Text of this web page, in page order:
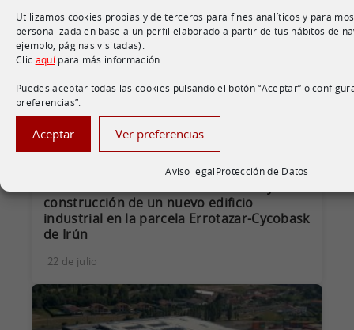
Utilizamos cookies propias y de terceros para fines analíticos y para
personalizada en base a un perfil elaborado a partir de tus hábitos de
ejemplo, páginas visitadas).
Clic aquípara más información.
Puedes aceptar todas las cookies pulsando el botón “Aceptar” o
preferencias”.
Aceptar Ver preferencias
Aviso legalProtección de Datos
construcción de un nuevo edificio
industrial en la parcela Errotazar-Cycobask
de Irún
22 de julio